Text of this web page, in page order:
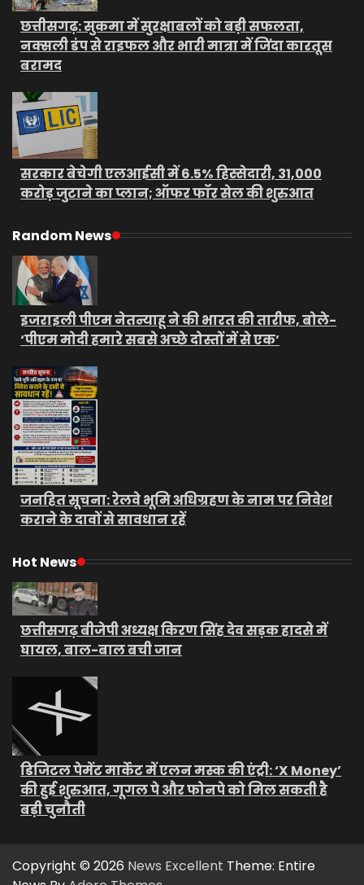
छत्तीसगढ़: सुकमा में सुरक्षाबलों को बड़ी सफलता,
नक्सली डंप से राइफल और भारी मात्रा में जिंदा कारतूस
बरामद
सरकार बेचेगी एलआईसी में 6.5% हिस्सेदारी, 31,000
करोड़ जुटाने का प्लान; ऑफर फॉर सेल की शुरुआत
Random News
इजराइली पीएम नेतन्याहू ने की भारत की तारीफ, बोले-
‘पीएम मोदी हमारे सबसे अच्छे दोस्तों में से एक’
जनहित सूचना: रेलवे भूमि अधिग्रहण के नाम पर निवेश
कराने के दावों से सावधान रहें
Hot News
छत्तीसगढ़ बीजेपी अध्यक्ष किरण सिंह देव सड़क हादसे में
घायल, बाल-बाल बची जान
डिजिटल पेमेंट मार्केट में एलन मस्क की एंट्री: ‘X Money’
की हुई शुरुआत, गूगल पे और फोनपे को मिल सकती है
बड़ी चुनौती
Copyright © 2026 News Excellent Theme: Entire